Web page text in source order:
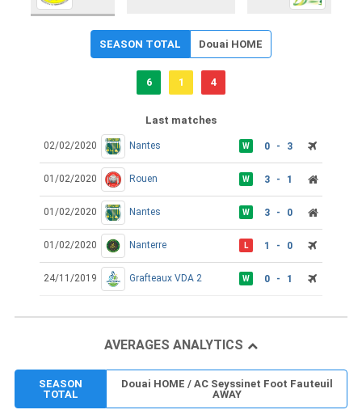
SEASON TOTAL Douai HOME
6 1 4
Last matches
02/02/2020 Nantes W 0 - 3
01/02/2020 Rouen W 3 - 1
01/02/2020 Nantes W 3 - 0
01/02/2020 Nanterre L 1 - 0
24/11/2019 Grafteaux VDA 2 W 0 - 1
AVERAGES ANALYTICS
SEASON
TOTAL
Douai HOME / AC Seyssinet Foot Fauteuil
AWAY